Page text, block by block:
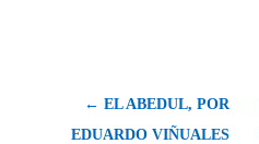
← EL ABEDUL, POR
EDUARDO VIÑUALES